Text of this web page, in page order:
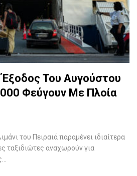
Του Αυγούστου
Φεύγουν Με Πλοία
του Πειραιά παραμένει ιδιαίτερα
ταξιδιώτες αναχωρούν για